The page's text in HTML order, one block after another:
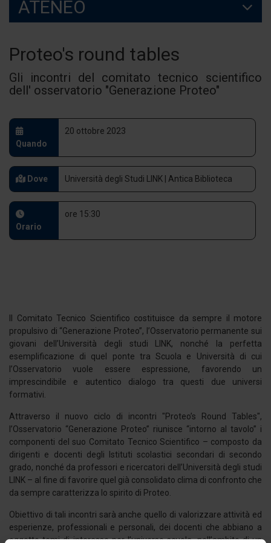
ATENEO
Proteo's round tables
Gli incontri del comitato tecnico scientifico
dell' osservatorio "Generazione Proteo"
Quando
20 ottobre 2023
Dove Università degli Studi LINK | Antica Biblioteca
Orario
ore 15:30
Il Comitato Tecnico Scientifico costituisce da sempre il motore
propulsivo di “Generazione Proteo”, l’Osservatorio permanente sui
giovani dell’Università degli studi LINK, nonché la perfetta
esemplificazione di quel ponte tra Scuola e Università di cui
l’Osservatorio vuole essere espressione, favorendo un
imprescindibile e autentico dialogo tra questi due universi
formativi.
Attraverso il nuovo ciclo di incontri "Proteo’s Round Tables",
l’Osservatorio “Generazione Proteo” riunisce “intorno al tavolo” i
componenti del suo Comitato Tecnico Scientifico – composto da
dirigenti e docenti degli Istituti scolastici secondari di secondo
grado, nonché da professori e ricercatori dell’Università degli studi
LINK – al fine di favorire quel già consolidato clima di confronto che
da sempre caratterizza lo spirito di Proteo.
Obiettivo di tali incontri sarà anche quello di valorizzare attività ed
esperienze, professionali e personali, dei docenti che abbiano a
oggetto temi di interesse per l’universo scuola, nell’ambito di un